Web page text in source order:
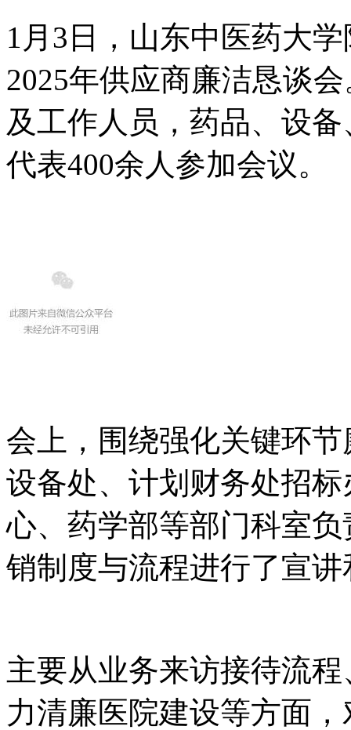
1月3日，山东中医药大
2025年供应商廉洁恳谈
及工作人员，药品、设
代表400余人参加会议。
会上，围绕强化关键环
设备处、计划财务处招
心、药学部等部门科室
销制度与流程进行了宣
主要从业务来访接待流
力清廉医院建设等方面